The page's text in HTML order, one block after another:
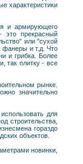
характеристики
и армирующего
это прекрасный
или "сухой
фанеры и т.д. Что
и грибка. Более
так плитку - все
рынке.
значительно
для
строительства,
гораздо
объектов.
новинки,